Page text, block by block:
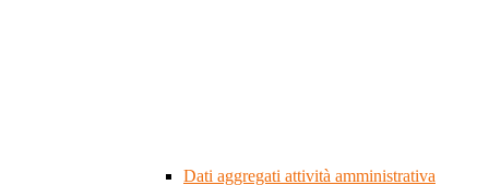
Dati aggregati attività amministrativa